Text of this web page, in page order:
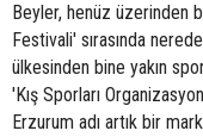
Beyler, henüz üzerinden
Festivali' sırasında
ülkesinden bine yakın
'Kış Sporları
Erzurum adı artık bir